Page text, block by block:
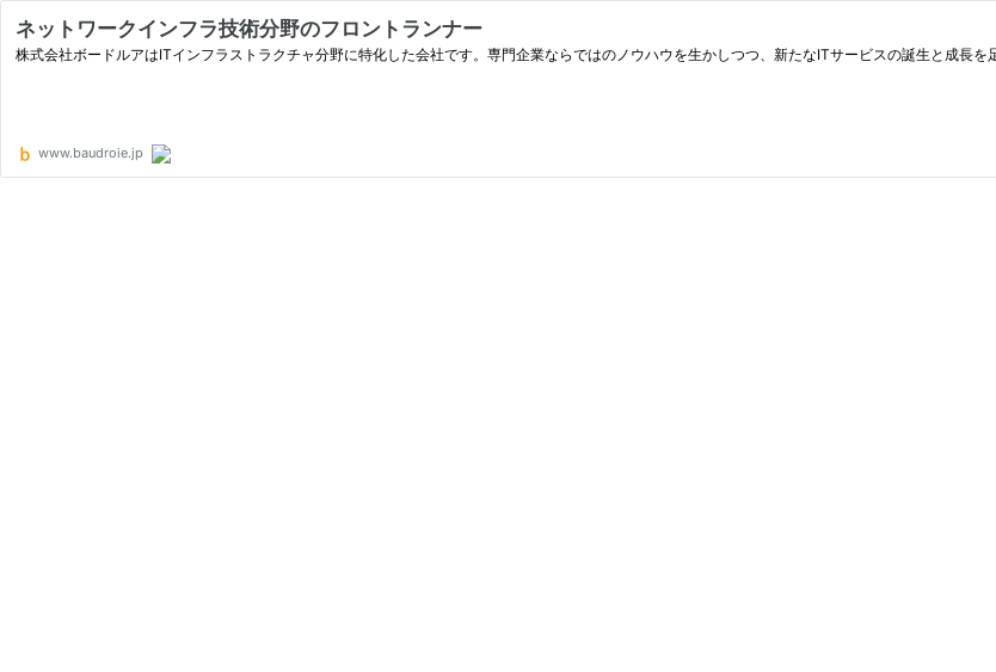
ネットワークインフラ技術分野のフロントランナー
株式会社ボードルアはITインフラストラクチャ分野に特化した会社です。専門企業ならではのノウハウを生かしつつ、新たなITサービスの誕生と成長を
www.baudroie.jp